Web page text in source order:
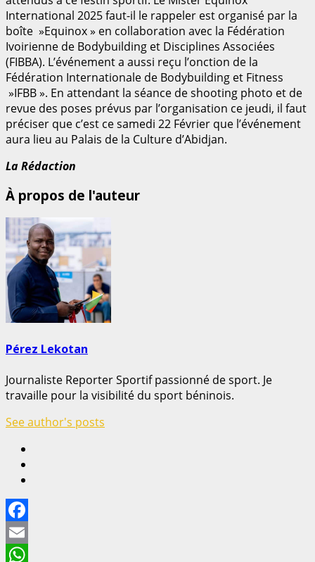
International 2025 faut-il le rappeler est organisé par la
boîte »Equinox » en collaboration avec la Fédération
Ivoirienne de Bodybuilding et Disciplines Associées
(FIBBA). L’événement a aussi reçu l’onction de la
Fédération Internationale de Bodybuilding et Fitness
»IFBB ». En attendant la séance de shooting photo et de
revue des poses prévus par l’organisation ce jeudi, il faut
préciser que c’est ce samedi 22 Février que l’événement
aura lieu au Palais de la Culture d’Abidjan.
La Rédaction
À propos de l'auteur
Pérez Lekotan
Journaliste Reporter Sportif passionné de sport. Je
travaille pour la visibilité du sport béninois.
See author's posts
Facebook
Email